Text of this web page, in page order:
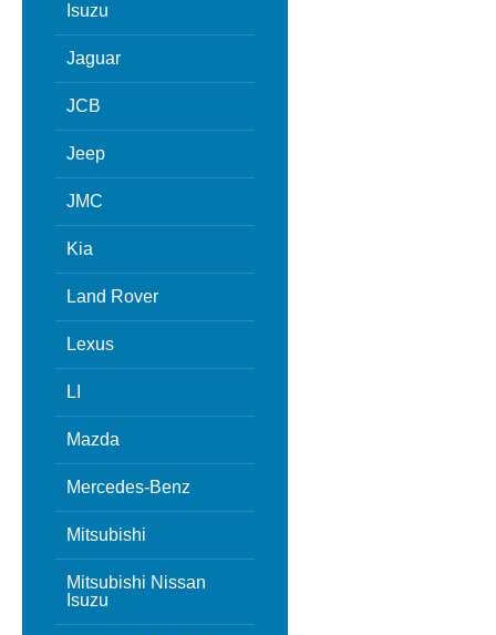
Isuzu
Jaguar
JCB
Jeep
JMC
Kia
Land Rover
Lexus
LI
Mazda
Mercedes-Benz
Mitsubishi
Mitsubishi Nissan
Isuzu